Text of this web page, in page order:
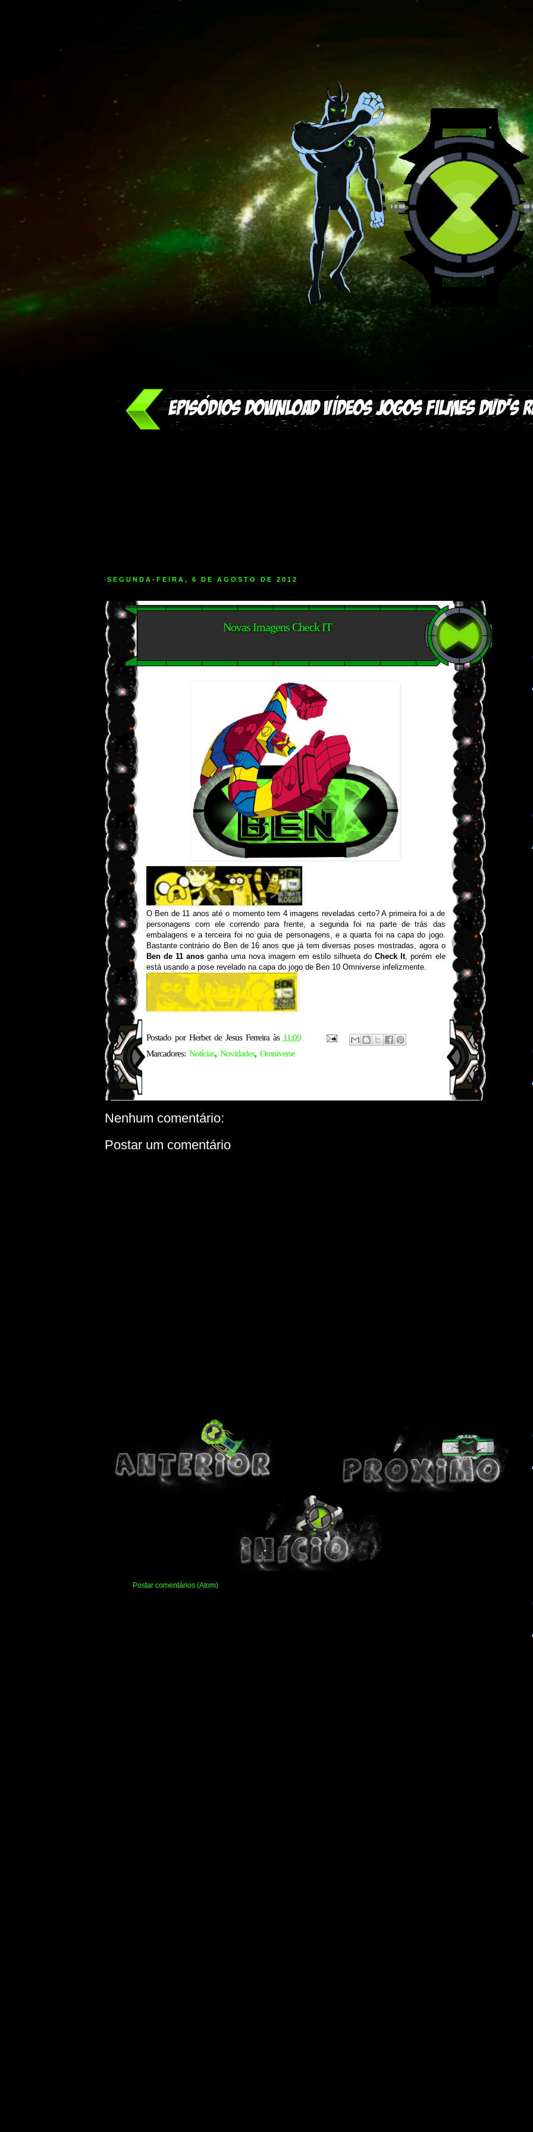
SEGUNDA-FEIRA, 6 DE AGOSTO DE 2012
Novas Imagens Check IT
O Ben de 11 anos até o momento tem 4 imagens reveladas certo? A primeira foi a de
personagens com ele correndo para frente, a segunda foi na parte de trás das
embalagens e a terceira foi no guia de personagens, e a quarta foi na capa do jogo.
Bastante contrário do Ben de 16 anos que já tem diversas poses mostradas, agora o
Ben de 11 anosganha uma nova imagem em estilo silhueta doCheck It, porém ele
está usando a pose revelado na capa do jogo de Ben 10 Omniverse infelizmente.
Postado por Herbet de Jesus Ferreira às 11:09
Marcadores: Notícias, Novidades, Omniverse
Nenhum comentário:
Postar um comentário
Postar comentários (Atom)